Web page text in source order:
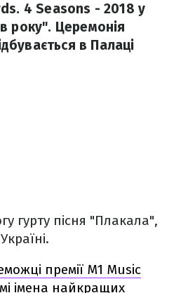
4 Seasons - 2018 у
року". Церемонія
в Палаці
гурту пісня "Плакала",
премії M1 Music
імена найкращих